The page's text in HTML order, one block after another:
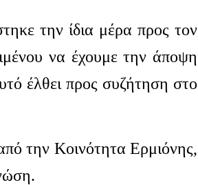
την ίδια μέρα προς τον
να έχουμε την άποψη
έλθει προς συζήτηση στο
την Κοινότητα Ερμιόνης,